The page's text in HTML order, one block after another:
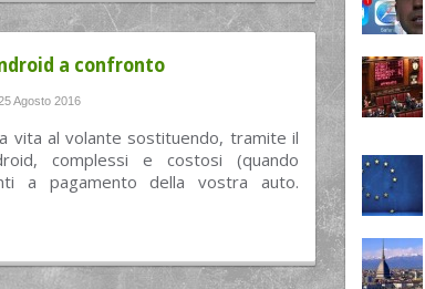
a confronto
Agosto 2016
vita al volante sostituendo, tramite il
complessi e costosi (quando
a pagamento della vostra auto.